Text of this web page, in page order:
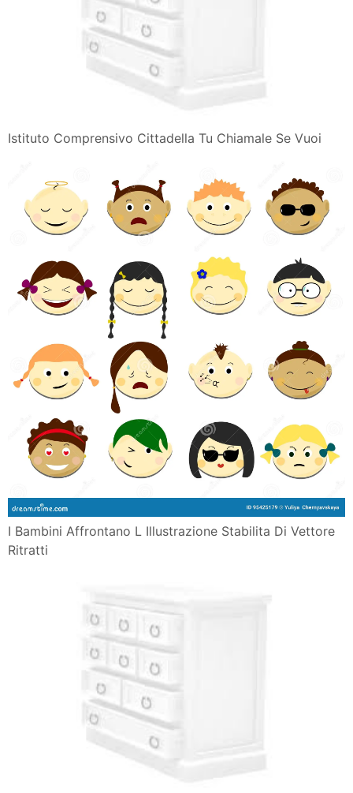
Interpretare I Disegni Dei Bambini Come Capire Le Loro
Un Laboratorio Didattico Emozioni Da Toccare
Bimbi Di Carta Sogni E Magie Su Carta Illustrazioni
Come Interpretare I Disegni Dei Bambini Nostrofiglio It
Pensieri Colorati Le Bambine E I Bambini Raccontano
Le Emozioni Dei Bambini Giovani Per La Pace
Prossimi Eventi Laboratori Per Bambini Sulle Emozioni
Emozioni
I Disegni Dei Bambini Come Viaggio Alla Scoperta
Delle Emozioni
Canzoni Per Bambini La Giostra Delle Emozioni
Canzone Per Imparare
Progetto Emozioni Scuola Dell Infanzia
Disegni Sull Estate Per Bambini Foto Nanopress Donna
Emozioni Tutti I
Genitori A Scuola Di Emozioni A Campo Martedi 26
88 Libri Per Bambini Da 0 A 12 Anni
Laboratorio Emozioni Tra I Colori Centro Culturale
Stampa E Colora L Emozione Disgusto Dal Film Disney